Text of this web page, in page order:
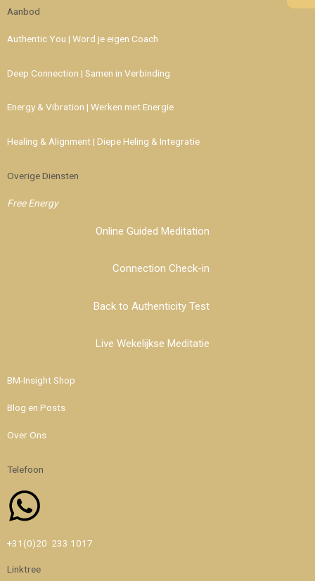
Aanbod
Authentic You | Word je eigen Coach
Deep Connection | Samen in Verbinding
Energy & Vibration | Werken met Energie
Healing & Alignment | Diepe Heling & Integratie
Overige Diensten
Free Energy
Online Guided Meditation
Connection Check-in
Back to Authenticity Test
Live Wekelijkse Meditatie
BM-Insight Shop
Blog en Posts
Over Ons
Telefoon
Whatsapp
+31(0)20 233 1017
Linktree